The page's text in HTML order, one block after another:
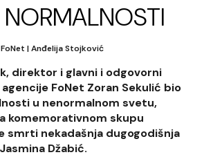
FoNet |Anđelija Stojković
direktor i glavni i odgovorni
FoNet Zoran Sekulić bio
u nenormalnom svetu,
komemorativnom skupu
smrti nekadašnja dugogodišnja
Džabić.